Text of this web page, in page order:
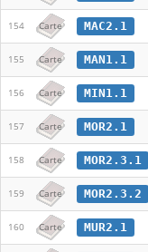
154 Carte MAC2.1
155 Carte MAN1.1
156 Carte MIN1.1
157 Carte MOR2.1
158 Carte MOR2.3.1
159 Carte MOR2.3.2
160 Carte MUR2.1